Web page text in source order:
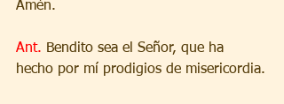
Amén.
Ant. Bendito sea el Señor, que ha
hecho por mí prodigios de misericordia.